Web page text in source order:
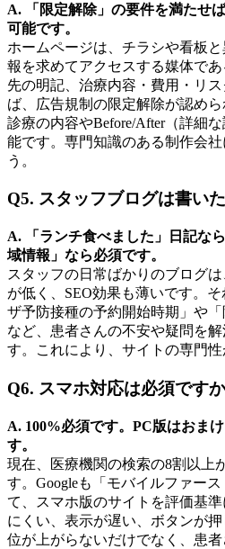
A. 「限定解除」の要件を満たせ
可能です。
ホームページは、チラシや看板
報を求めてアクセスする媒体で
先の明記、治療内容・費用・リ
ば、広告規制の限定解除が認め
診療の内容やBefore/After（詳細
能です。専門知識のある制作会
う。
Q5. スタッフブログは書い
A. 「ランチ食べました」日記な
域情報」なら必須です。
スタッフの日常ばかりのブログ
が低く、SEO効果も薄いです。
ザ予防接種の予約開始時期」や「
など、患者さんの不安や疑問を
す。これにより、サイトの専門性
Q6. スマホ対応は必須です
A. 100%必須です。PC版はおま
す。
現在、医療機関の検索の8割以上
す。Googleも「モバイルファー
て、スマホ版のサイトを評価基
にくい、表示が遅い、ボタンが
位が上がらないだけでなく、患